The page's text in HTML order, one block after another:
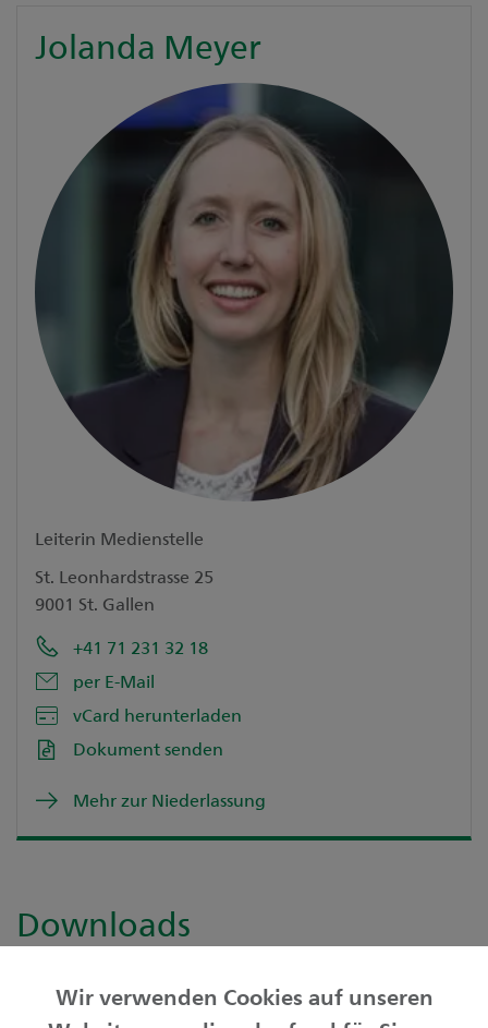
Jolanda Meyer
Leiterin Medienstelle
St. Leonhardstrasse 25
9001 St. Gallen
+41 71 231 32 18
per E-Mail
vCard herunterladen
Dokument senden
Mehr zur Niederlassung
Downloads
Wir verwenden Cookies auf unseren